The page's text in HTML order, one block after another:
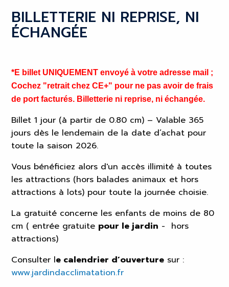
BILLETTERIE NI REPRISE, NI
ÉCHANGÉE
*E billet UNIQUEMENT envoyé à votre adresse mail ;
Cochez "retrait chez CE+" pour ne pas avoir de frais
de port facturés. Billetterie ni reprise, ni échangée.
Billet 1 jour (à partir de 0.80 cm) – Valable 365
jours dès le lendemain de la date d’achat pour
toute la saison 2026.
Vous bénéficiez alors d'un accès illimité à toutes
les attractions (hors balades animaux et hors
attractions à lots) pour toute la journée choisie.
La gratuité concerne les enfants de moins de 80
cm ( entrée gratuite pour le jardin - hors
attractions)
Consulter le calendrier d’ouverture sur :
www.jardindacclimatation.fr